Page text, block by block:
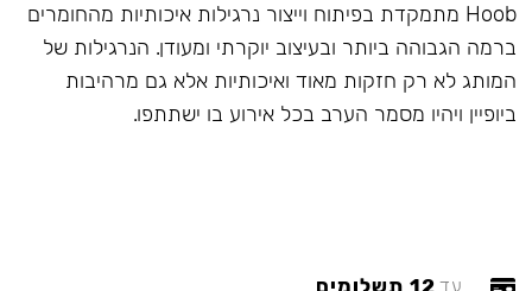
Hoob מתמקדת בפיתוח וייצור נרגילות איכותיות מהחומרים
ברמה הגבוהה ביותר ובעיצוב יוקרתי ומעודן. הנרגילות של
המותג לא רק חזקות מאוד ואיכותיות אלא גם מרהיבות
ביופיין ויהיו מסמר הערב בכל אירוע בו ישתתפו.
עד 12 תשלומים